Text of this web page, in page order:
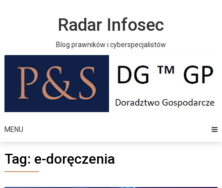
Radar Infosec
Blog prawników i cyberspecjalistów
MENU
Tag: e-doręczenia